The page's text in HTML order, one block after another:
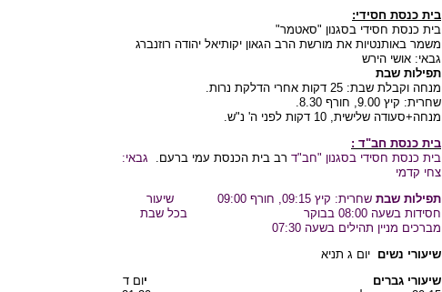
בית כנסת חסידי:
בית כנסת חסידי בסגנון "סאטמר"
משמר באותנטיות את מורשת הרב הגאון יקותיאל יהודה רוזנברג
גבאי: אושי הירש
תפילות שבת
מנחה וקבלת שבת: 25 דקות אחרי הדלקת נרות.
שחרית: קיץ 9.00, חורף 8.30.
מנחה+סעודה שלישית, 10 דקות לפני ה' נ"ש.
בית כנסת חב"ד :
בית כנסת חסידי בסגנון "חב"ד רב בית הכנסת עמי ברעם. גבאי:
צחי קדמי
תפילות שבת שחרית: קיץ 09:15, חורף 09:00
שיעור
חסידות בשעה 08:00 בבוקר
בכל שבת
מברכים מניין תהילים בשעה 07:30
שיעורי נשים יום ג תניא
שיעורי גברים יום ד